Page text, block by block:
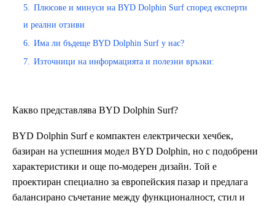
5.
Плюсове и минуси на BYD Dolphin Surf според експерти
и реални отзиви
6.
Има ли бъдеще BYD Dolphin Surf у нас?
7.
Източници на информацията и полезни връзки:
Какво представлява BYD Dolphin Surf?
BYD Dolphin Surf е компактен електрически хечбек,
базиран на успешния модел BYD Dolphin, но с подобрени
характеристики и още по-модерен дизайн. Той е
проектиран специално за европейския пазар и предлага
балансирано съчетание между функционалност, стил и